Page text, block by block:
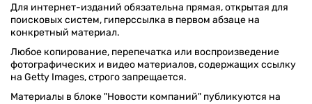
Для интернет-изданий обязательна прямая, открытая для
поисковых систем, гиперссылка в первом абзаце на
конкретный материал.
Любое копирование, перепечатка или воспроизведение
фотографических и видео материалов, содержащих ссылку
на Getty Images, строго запрещается.
Материалы в блоке "Новости компаний" публикуются на